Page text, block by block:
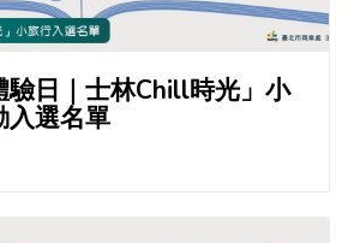
驗日｜士林Chill時光」小
入選名單